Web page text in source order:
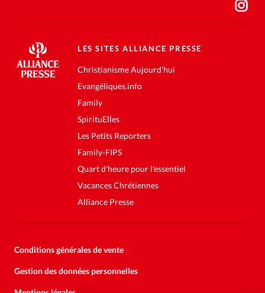
LES SITES ALLIANCE PRESSE
Christianisme Aujourd'hui
Evangéliques.info
Family
SpirituElles
Les Petits Reporters
Family-FIPS
Quart d'heure pour l'essentiel
Vacances Chrétiennes
Alliance Presse
Conditions générales de vente
Gestion des données personnelles